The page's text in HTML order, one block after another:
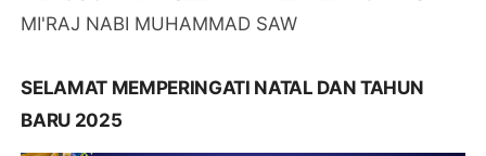
MI'RAJ NABI MUHAMMAD SAW
SELAMAT MEMPERINGATI NATAL DAN TAHUN
BARU 2025